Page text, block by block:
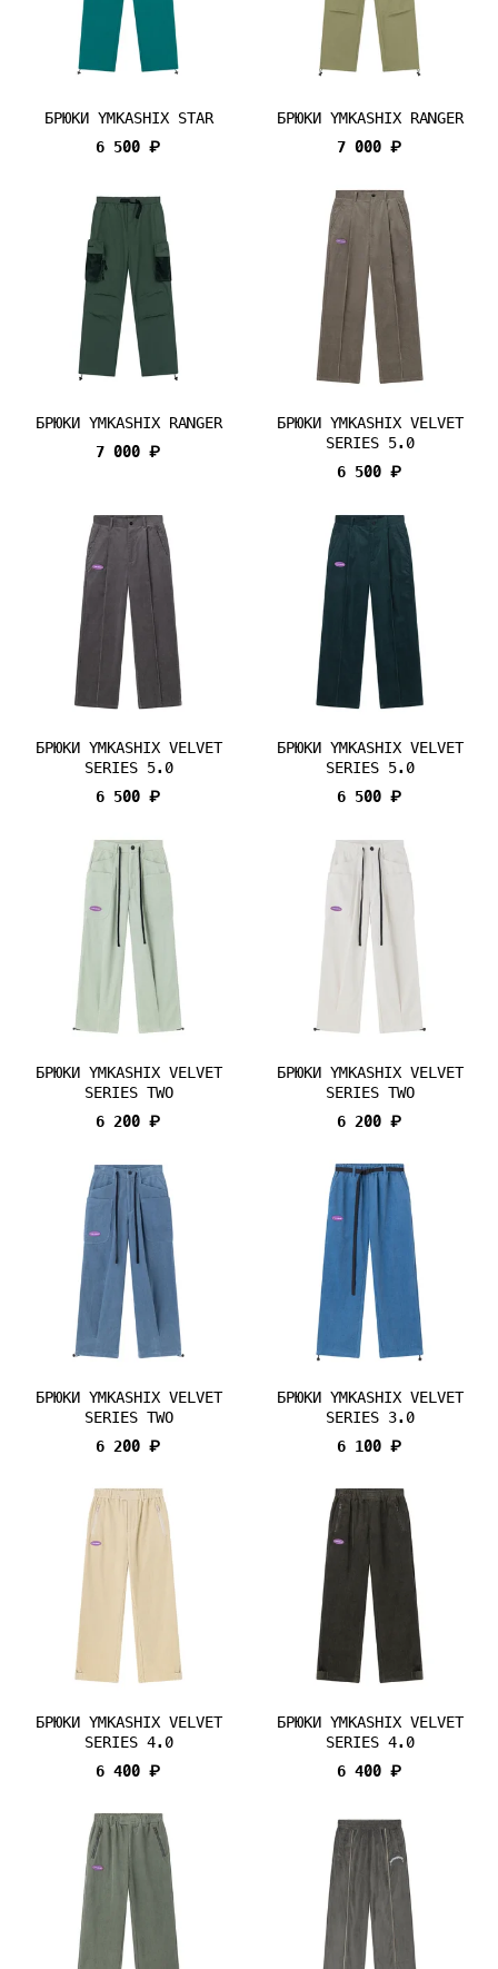
БРЮКИ YMKASHIX STAR
6 500 ₽
БРЮКИ YMKASHIX RANGER
7 000 ₽
БРЮКИ YMKASHIX RANGER
7 000 ₽
БРЮКИ YMKASHIX VELVET
SERIES 5.0
6 500 ₽
БРЮКИ YMKASHIX VELVET
SERIES 5.0
6 500 ₽
БРЮКИ YMKASHIX VELVET
SERIES 5.0
6 500 ₽
БРЮКИ YMKASHIX VELVET
SERIES TWO
6 200 ₽
БРЮКИ YMKASHIX VELVET
SERIES TWO
6 200 ₽
БРЮКИ YMKASHIX VELVET
SERIES TWO
6 200 ₽
БРЮКИ YMKASHIX VELVET
SERIES 3.0
6 100 ₽
БРЮКИ YMKASHIX VELVET
SERIES 4.0
6 400 ₽
БРЮКИ YMKASHIX VELVET
SERIES 4.0
6 400 ₽